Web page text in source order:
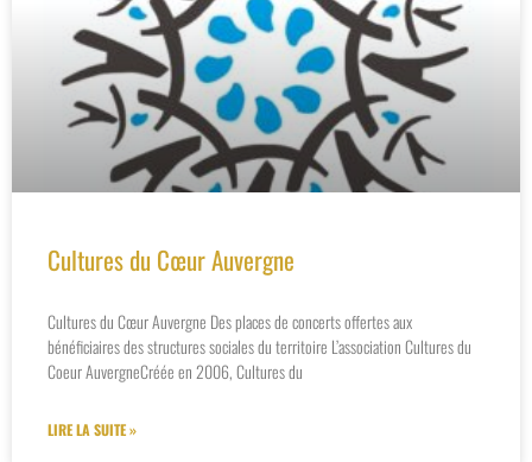
Cultures du Cœur Auvergne
Cultures du Cœur Auvergne Des places de concerts offertes aux
bénéficiaires des structures sociales du territoire L’association Cultures du
Coeur AuvergneCréée en 2006, Cultures du
LIRE LA SUITE »